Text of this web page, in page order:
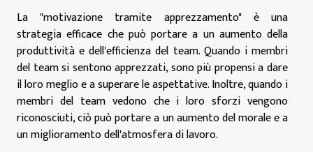
La "motivazione tramite apprezzamento" è una
strategia efficace che può portare a un aumento della
produttività e dell'efficienza del team. Quando i membri
del team si sentono apprezzati, sono più propensi a dare
il loro meglio e a superare le aspettative. Inoltre, quando i
membri del team vedono che i loro sforzi vengono
riconosciuti, ciò può portare a un aumento del morale e a
un miglioramento dell'atmosfera di lavoro.